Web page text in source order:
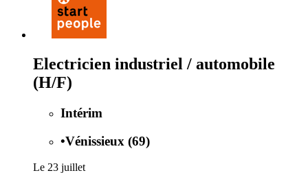
Electricien industriel / automobile
(H/F)
Intérim
•Vénissieux (69)
Le 23 juillet